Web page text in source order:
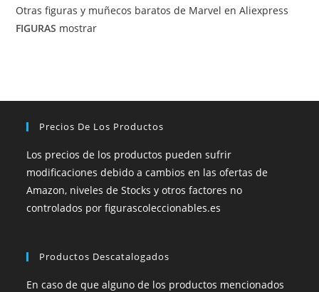
Otras figuras y muñecos baratos de Marvel en Aliexpress
FIGURAS mostrar
Precios De Los Productos
Los precios de los productos pueden sufrir
modificaciones debido a cambios en las ofertas de
Amazon, niveles de Stocks y otros factores no
controlados por figurascoleccionables.es
Productos Descatalogados
En caso de que alguno de los productos mencionados